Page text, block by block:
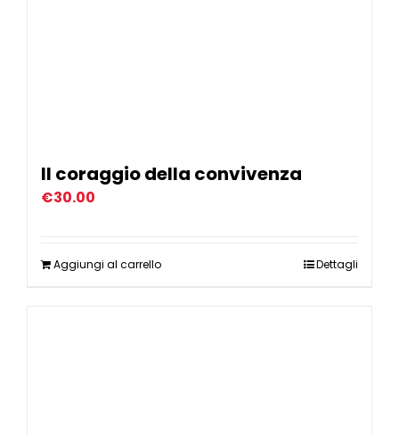
Il coraggio della convivenza
€30.00
Aggiungi al carrello Dettagli